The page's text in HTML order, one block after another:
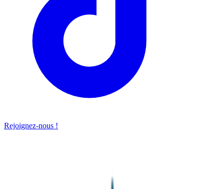
Rejoignez-nous !